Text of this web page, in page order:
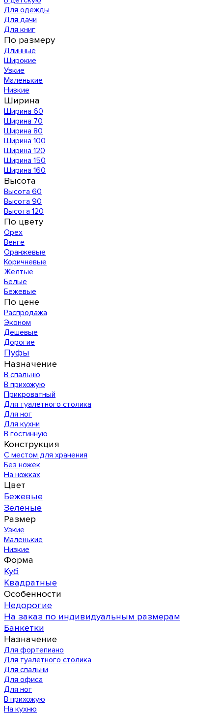
Для одежды
Для дачи
Для книг
По размеру
Длинные
Широкие
Узкие
Маленькие
Низкие
Ширина
Ширина 60
Ширина 70
Ширина 80
Ширина 100
Ширина 120
Ширина 150
Ширина 160
Высота
Высота 60
Высота 90
Высота 120
По цвету
Орех
Венге
Оранжевые
Коричневые
Желтые
Белые
Бежевые
По цене
Распродажа
Эконом
Дешевые
Дорогие
Пуфы
Назначение
В спальню
В прихожую
Прикроватный
Для туалетного столика
Для ног
Для кухни
В гостинную
Конструкция
С местом для хранения
Без ножек
На ножках
Цвет
Бежевые
Зеленые
Размер
Узкие
Маленькие
Низкие
Форма
Куб
Квадратные
Особенности
Недорогие
На заказ по индивидуальным размерам
Банкетки
Назначение
Для фортепиано
Для туалетного столика
Для спальни
Для офиса
Для ног
В прихожую
На кухню